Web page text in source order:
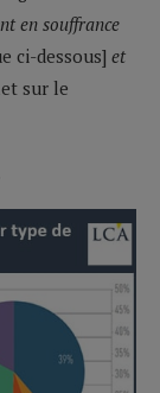
en souffrance
ci-dessous] et
sur le